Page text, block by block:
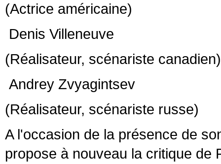
(Actrice américaine)
Denis Villeneuve
(Réalisateur, scénariste canadien)
Andrey Zvyagintsev
(Réalisateur, scénariste russe)
A l'occasion de la présence de
propose à nouveau la critique